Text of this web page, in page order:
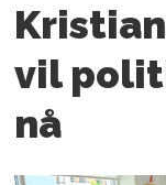
vil
nå